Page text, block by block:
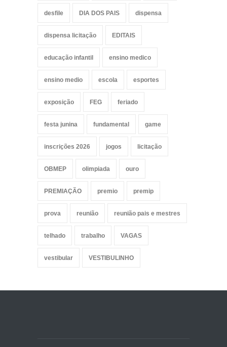
desfile DIA DOS PAIS dispensa
dispensa licitação EDITAIS
educação infantil ensino medico
ensino medio escola esportes
exposição FEG feriado
festa junina fundamental game
inscrições 2026 jogos licitação
OBMEP olimpiada ouro
PREMIAÇÃO premio premip
prova reunião reunião pais e mestres
telhado trabalho VAGAS
vestibular VESTIBULINHO